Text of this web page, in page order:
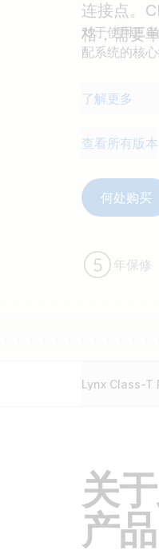
连接点。
格，需要
对于使用三
配系统的核
了解更多
查看所有版本
何处购买
年保修
Lynx Class-T
关
产品